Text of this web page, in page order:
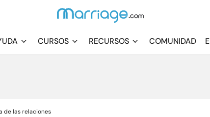
CURSOS RECURSOS COMUNIDAD
de las relaciones